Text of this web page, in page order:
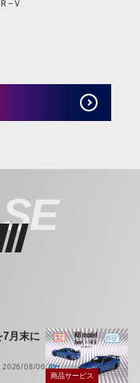
−Ｖ
7月末に
2026/08/06
商品サービス